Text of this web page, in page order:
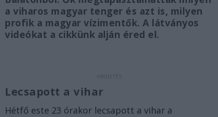
a viharos magyar tenger és azt is, milyen
profik a magyar vízimentők. A látványos
videókat a cikkünk alján éred el.
Lecsapott a vihar
Hétfő este 23 órakor lecsapott a vihar a